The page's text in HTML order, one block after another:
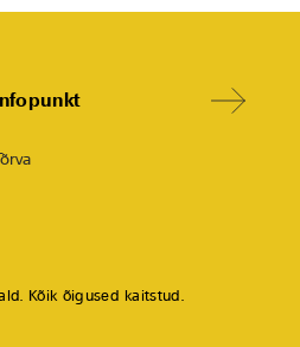
Kõik õigused kaitstud.